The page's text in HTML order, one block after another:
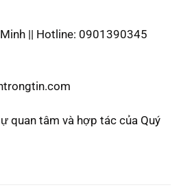
|| Hotline: 0901390345
quan tâm và hợp tác của Quý